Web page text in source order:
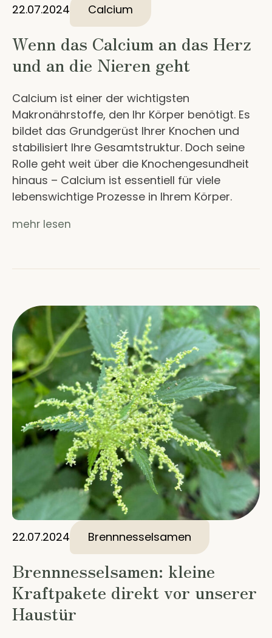
22.07.2024 Calcium
Wenn das Calcium an das Herz
und an die Nieren geht
Calcium ist einer der wichtigsten
Makronährstoffe, den Ihr Körper benötigt. Es
bildet das Grundgerüst Ihrer Knochen und
stabilisiert Ihre Gesamtstruktur. Doch seine
Rolle geht weit über die Knochengesundheit
hinaus – Calcium ist essentiell für viele
lebenswichtige Prozesse in Ihrem Körper.
mehr lesen
22.07.2024 Brennnesselsamen
Brennnesselsamen: kleine
Kraftpakete direkt vor unserer
Haustür